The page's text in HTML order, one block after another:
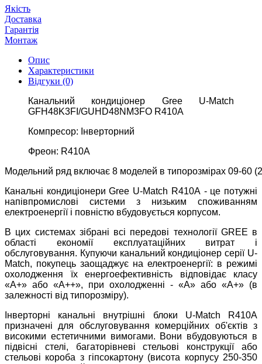
Якість
Доставка
Гарантія
Монтаж
Опис
Характеристики
Відгуки (0)
Канальний кондиціонер Gree U-Match
GFH48K3FI/GUHD48NM3FO R410A
Компресор: Інверторний
Фреон: R410A
Модельний ряд включає 8 моделей в типорозмірах 09-60
Канальні кондиціонери Gree U-Match R410А - це потужні
напівпромислові системи з низьким споживанням
електроенергії і повністю вбудовується корпусом.
В цих системах зібрані всі передові технології GREE в
області економії експлуатаційних витрат і
обслуговування. Купуючи канальний кондиціонер серії U-
Match, покупець заощаджує на електроенергії: в режимі
охолодження їх енергоефективність відповідає класу
«А+» або «А++», при охолодженні - «А» або «А+» (в
залежності від типорозміру).
Інверторні канальні внутрішні блоки U-Match R410А
призначені для обслуговування комерційних об'єктів з
високими естетичними вимогами. Вони вбудовуються в
підвісні стелі, багаторівневі стельові конструкції або
стельові короба з гіпсокартону (висота корпусу 250-350